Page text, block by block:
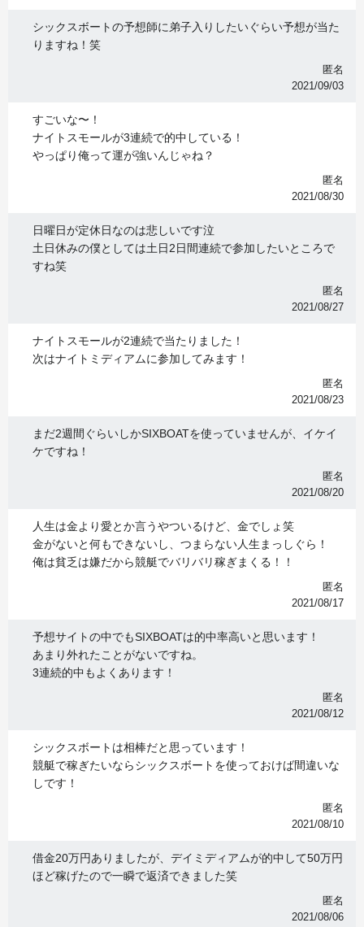
シックスボートの予想師に弟子入りしたいぐらい予想が当た
りますね！笑
匿名
2021/09/03
すごいな〜！
ナイトスモールが3連続で的中している！
やっぱり俺って運が強いんじゃね？
匿名
2021/08/30
日曜日が定休日なのは悲しいです泣
土日休みの僕としては土日2日間連続で参加したいところで
すね笑
匿名
2021/08/27
ナイトスモールが2連続で当たりました！
次はナイトミディアムに参加してみます！
匿名
2021/08/23
まだ2週間ぐらいしかSIXBOATを使っていませんが、イケイ
ケですね！
匿名
2021/08/20
人生は金より愛とか言うやついるけど、金でしょ笑
金がないと何もできないし、つまらない人生まっしぐら！
俺は貧乏は嫌だから競艇でバリバリ稼ぎまくる！！
匿名
2021/08/17
予想サイトの中でもSIXBOATは的中率高いと思います！
あまり外れたことがないですね。
3連続的中もよくあります！
匿名
2021/08/12
シックスボートは相棒だと思っています！
競艇で稼ぎたいならシックスボートを使っておけば間違いな
しです！
匿名
2021/08/10
借金20万円ありましたが、デイミディアムが的中して50万円
ほど稼げたので一瞬で返済できました笑
匿名
2021/08/06